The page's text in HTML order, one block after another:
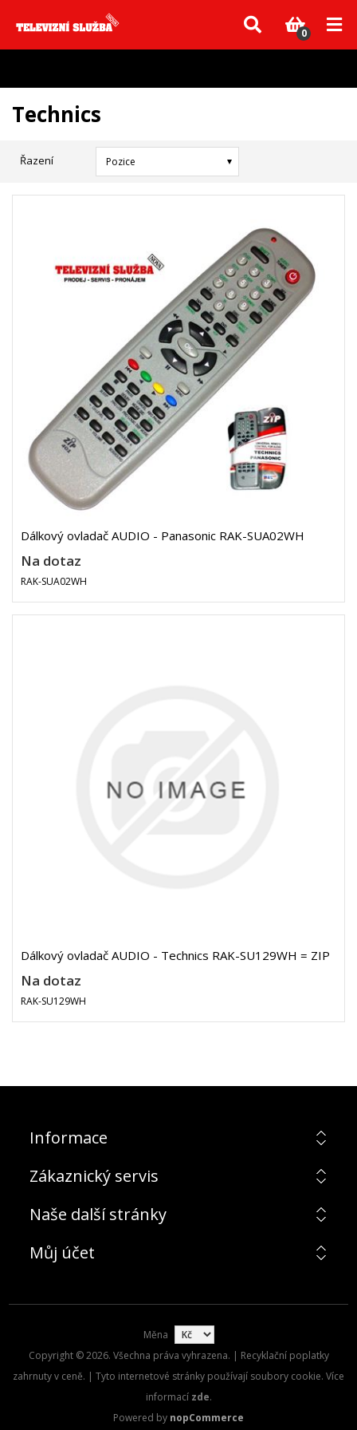
Vzhledem k aktuální situaci se může dodání dílů, které nejsou skladem,
zpozdit. Děkujeme za pochopení.
0
Technics
Řazení Pozice
Dálkový ovladač AUDIO - Panasonic RAK-SUA02WH
Na dotaz
RAK-SUA02WH
Dálkový ovladač AUDIO - Technics RAK-SU129WH = ZIP
Na dotaz
RAK-SU129WH
Informace
Zákaznický servis
Naše další stránky
Můj účet
Měna
Copyright © 2026. Všechna práva vyhrazena. | Recyklační poplatky
zahrnuty v ceně. | Tyto internetové stránky používají soubory cookie. Více
informací zde.
Powered by nopCommerce